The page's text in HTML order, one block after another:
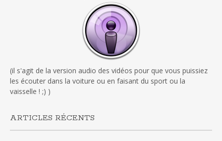
(il s'agit de la version audio des vidéos pour que vous puissiez
les écouter dans la voiture ou en faisant du sport ou la
vaisselle ! ;) )
ARTICLES RÉCENTS